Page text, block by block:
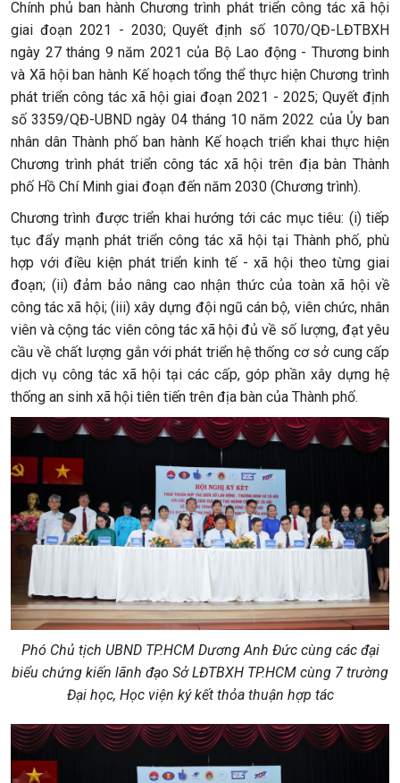
Chính phủ ban hành Chương trình phát triển công tác xã hội
giai đoạn 2021 - 2030; Quyết định số 1070/QĐ-LĐTBXH
ngày 27 tháng 9 năm 2021 của Bộ Lao động - Thương binh
và Xã hội ban hành Kế hoạch tổng thể thực hiện Chương trình
phát triển công tác xã hội giai đoạn 2021 - 2025; Quyết định
số 3359/QĐ-UBND ngày 04 tháng 10 năm 2022 của Ủy ban
nhân dân Thành phố ban hành Kế hoạch triển khai thực hiện
Chương trình phát triển công tác xã hội trên địa bàn Thành
phố Hồ Chí Minh giai đoạn đến năm 2030 (Chương trình).
Chương trình được triển khai hướng tới các mục tiêu: (i) tiếp
tục đẩy mạnh phát triển công tác xã hội tại Thành phố, phù
hợp với điều kiện phát triển kinh tế - xã hội theo từng giai
đoạn; (ii) đảm bảo nâng cao nhận thức của toàn xã hội về
công tác xã hội; (iii) xây dựng đội ngũ cán bộ, viên chức, nhân
viên và cộng tác viên công tác xã hội đủ về số lượng, đạt yêu
cầu về chất lượng gắn với phát triển hệ thống cơ sở cung cấp
dịch vụ công tác xã hội tại các cấp, góp phần xây dựng hệ
thống an sinh xã hội tiên tiến trên địa bàn của Thành phố.
Phó Chủ tịch UBND TP.HCM Dương Anh Đức cùng các đại
biểu chứng kiến lãnh đạo Sở LĐTBXH TP.HCM cùng 7 trường
Đại học, Học viện ký kết thỏa thuận hợp tác